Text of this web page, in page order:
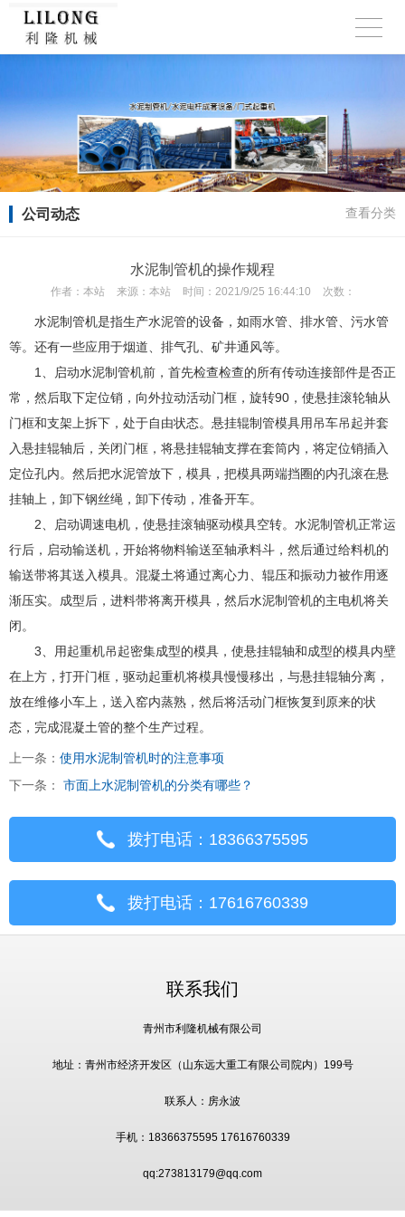
公司动态 查看分类
水泥制管机的操作规程
作者： 本站 来源： 本站 时间： 2021/9/25 16:44:10 次数：
水泥制管机是指生产水泥管的设备，如雨水管、排水管、污水管
等。还有一些应用于烟道、排气孔、矿井通风等。
1、启动水泥制管机前，首先检查检查的所有传动连接部件是否正
常，然后取下定位销，向外拉动活动门框，旋转90，使悬挂滚轮轴从
门框和支架上拆下，处于自由状态。悬挂辊制管模具用吊车吊起并套
入悬挂辊轴后，关闭门框，将悬挂辊轴支撑在套筒内，将定位销插入
定位孔内。然后把水泥管放下，模具，把模具两端挡圈的内孔滚在悬
挂轴上，卸下钢丝绳，卸下传动，准备开车。
2、启动调速电机，使悬挂滚轴驱动模具空转。水泥制管机正常运
行后，启动输送机，开始将物料输送至轴承料斗，然后通过给料机的
输送带将其送入模具。混凝土将通过离心力、辊压和振动力被作用逐
渐压实。成型后，进料带将离开模具，然后水泥制管机的主电机将关
闭。
3、用起重机吊起密集成型的模具，使悬挂辊轴和成型的模具内壁
在上方，打开门框，驱动起重机将模具慢慢移出，与悬挂辊轴分离，
放在维修小车上，送入窑内蒸熟，然后将活动门框恢复到原来的状
态，完成混凝土管的整个生产过程。
上一条： 使用水泥制管机时的注意事项
下一条：
市面上水泥制管机的分类有哪些？
拨打电话：18366375595
拨打电话：17616760339
联系我们
青州市利隆机械有限公司
地址：青州市经济开发区（山东远大重工有限公司院内）199号
联系人：房永波
手机：18366375595 17616760339
qq:273813179@qq.com